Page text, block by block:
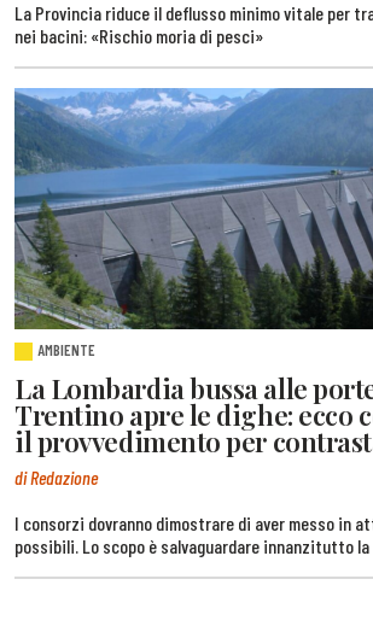
La Provincia riduce il deflusso minimo vitale per
nei bacini: «Rischio moria di pesci»
AMBIENTE
La Lombardia bussa alle
Trentino apre le dighe: ecco
il provvedimento per
di Redazione
I consorzi dovranno dimostrare di aver messo in
possibili. Lo scopo è salvaguardare innanzitutto